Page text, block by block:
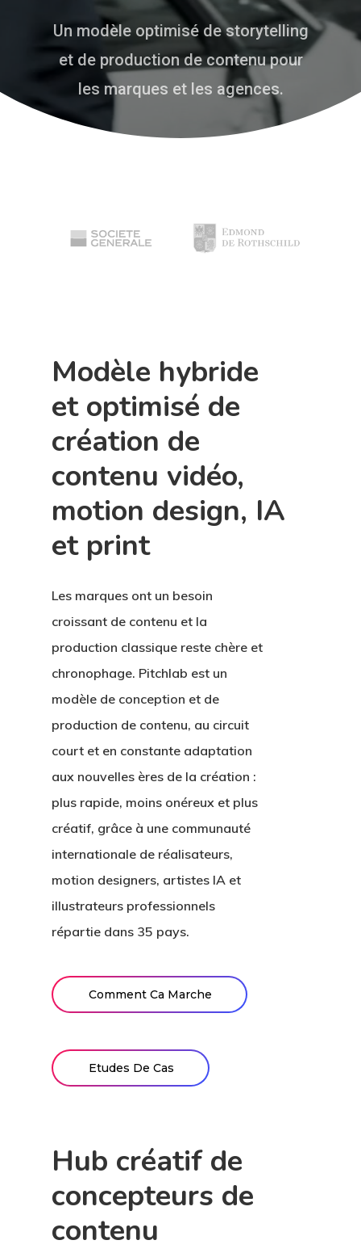
Un modèle optimisé de storytelling
et de production de contenu pour
les marques et les agences.
Modèle hybride
et optimisé de
création de
contenu vidéo,
motion design, IA
et print
Les marques ont un besoin
croissant de contenu et la
production classique reste chère et
chronophage. Pitchlab est un
modèle de conception et de
production de contenu, au circuit
court et en constante adaptation
aux nouvelles ères de la création :
plus rapide, moins onéreux et plus
créatif, grâce à une communauté
internationale de réalisateurs,
motion designers, artistes IA et
illustrateurs professionnels
répartie dans 35 pays.
Comment Ca Marche
Etudes De Cas
Hub créatif de
concepteurs de
contenu